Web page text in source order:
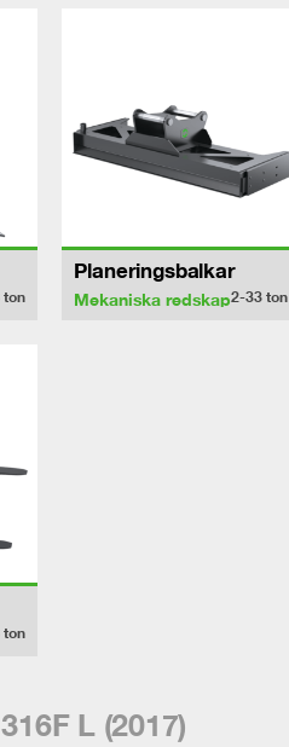
ton
Planeringsbalkar
Mekaniska redskap2-33ton
ton
L (2017)